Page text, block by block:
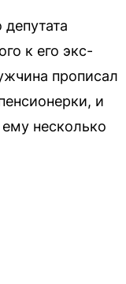
к его экс-
прописал
и
несколько